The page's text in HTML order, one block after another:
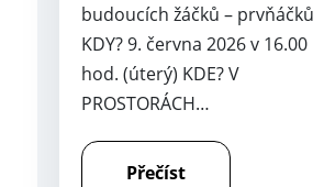
budoucích žáčků – prvňáčků
KDY? 9. června 2026 v 16.00
hod. (úterý) KDE? V
PROSTORÁCH…
Přečíst